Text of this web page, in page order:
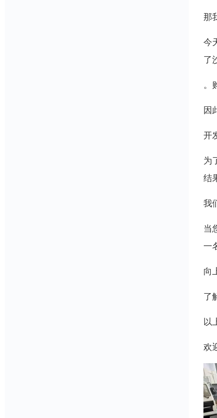
那
今
了
。
因
开
为
结
我
当
一
向
了
以
欢